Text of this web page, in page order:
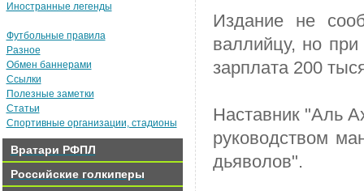
Иностранные легенды
Футбольные правила
Разное
Обмен баннерами
Ссылки
Полезные заметки
Статьи
Спортивные организации, стадионы
Вратари РФПЛ
Российские голкиперы
Издание не
валлийцу, но
зарплата 200
Наставник "Аль
руководством
дьяволов".